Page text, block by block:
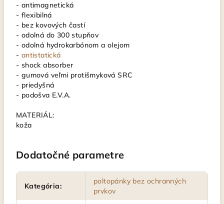
- antimagnetická
- flexibilná
- bez kovových častí
- odolná do 300 stupňov
- odolná hydrokarbónom a olejom
- antistatická
- shock absorber
- gumová veľmi protišmyková SRC
- priedyšná
- podošva E.V.A.
MATERIÁL:
koža
Dodatočné parametre
Kategória:
poltopánky bez ochranných
prvkov